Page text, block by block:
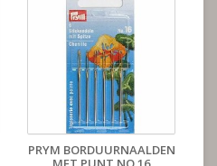
PRYM BORDUURNAALDEN